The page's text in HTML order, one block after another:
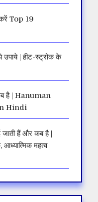
Top 19
| हीट-स्ट्रोक के
है | Hanuman
Hindi
जाती हैं और कब है |
आध्यात्मिक महत्व |